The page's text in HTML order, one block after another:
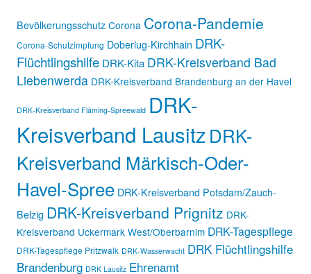
Bevölkerungsschutz Corona Corona-Pandemie
Corona-Schutzimpfung Doberlug-Kirchhain DRK-
Flüchtlingshilfe DRK-Kita DRK-Kreisverband Bad
Liebenwerda DRK-Kreisverband Brandenburg an der Havel
DRK-Kreisverband Fläming-Spreewald DRK-
Kreisverband LausitzDRK-
Kreisverband Märkisch-Oder-
Havel-Spree DRK-Kreisverband Potsdam/Zauch-
Belzig DRK-Kreisverband Prignitz DRK-
Kreisverband Uckermark West/Oberbarnim DRK-Tagespflege
DRK-Tagespflege Pritzwalk DRK-Wasserwacht DRK Flüchtlingshilfe
Brandenburg DRK Lausitz Ehrenamt